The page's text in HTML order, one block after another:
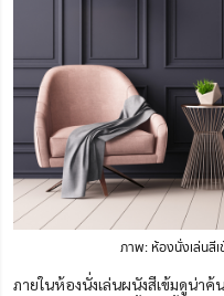
ภาพ: ห้องนั่งเล่นสี
ภายในห้องนั่งเล่นผนังสีเข้มดูน่า